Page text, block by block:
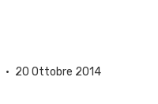
20 Ottobre 2014